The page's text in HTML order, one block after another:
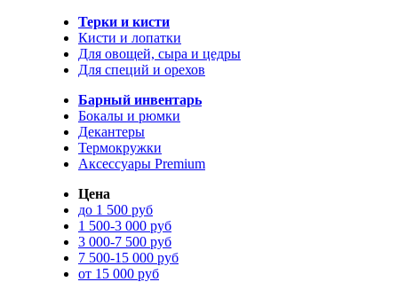
Терки и кисти
Кисти и лопатки
Для овощей, сыра и цедры
Для специй и орехов
Барный инвентарь
Бокалы и рюмки
Декантеры
Термокружки
Аксессуары Premium
Цена
до 1 500 руб
1 500-3 000 руб
3 000-7 500 руб
7 500-15 000 руб
от 15 000 руб